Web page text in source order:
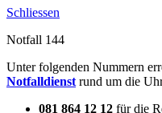
Schliessen
Notfall 144
Unter folgenden Nummern
Notfalldienst rund um die
081 864 12 12 für die